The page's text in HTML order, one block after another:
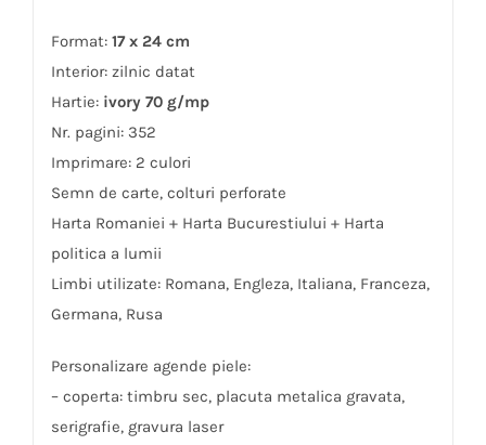
Format: 17 x 24 cm
Interior: zilnic datat
Hartie: ivory 70 g/mp
Nr. pagini: 352
Imprimare: 2 culori
Semn de carte, colturi perforate
Harta Romaniei + Harta Bucurestiului + Harta
politica a lumii
Limbi utilizate: Romana, Engleza, Italiana, Franceza,
Germana, Rusa
Personalizare agende piele:
– coperta: timbru sec, placuta metalica gravata,
serigrafie, gravura laser